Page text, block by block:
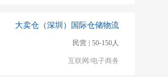
大卖仓（深圳）国际仓储物流
民营 | 50-150人
互联网/电子商务